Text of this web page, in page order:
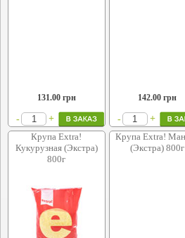
131.00грн
- +
142.00 грн
- +
Крупа Extra!
Кукурузная (Экстра)
800г
Крупа Extra!
(Экстра) 800г